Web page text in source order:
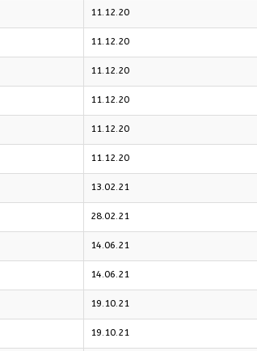
11.12.20
11.12.20
11.12.20
11.12.20
11.12.20
11.12.20
13.02.21
28.02.21
14.06.21
14.06.21
19.10.21
19.10.21